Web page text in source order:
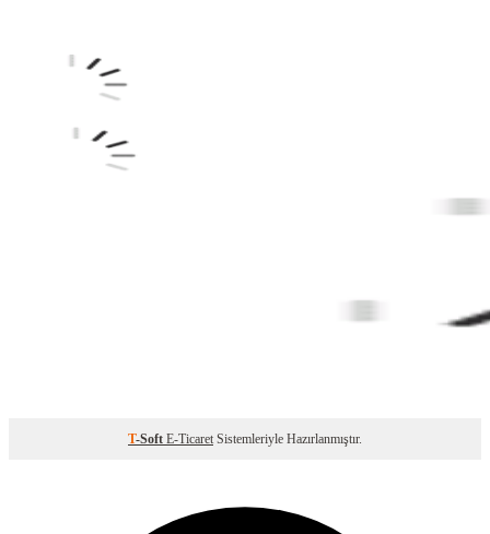
T-Soft E-Ticaret Sistemleriyle Hazırlanmıştır.